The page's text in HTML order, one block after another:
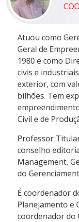
Atuou como
Geral de
1980 e como
civis e
exterior, com
bilhões. Tem
Civil e de
Professor
conselho
Management,
do
É coordenador
Planejamento e
coordenador do